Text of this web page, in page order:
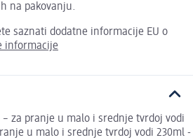
na pakovanju.
saznati dodatne informacije EU o
informacije
– za pranje u malo i srednje tvrdoj vodi
u malo i srednje tvrdoj vodi 230ml -